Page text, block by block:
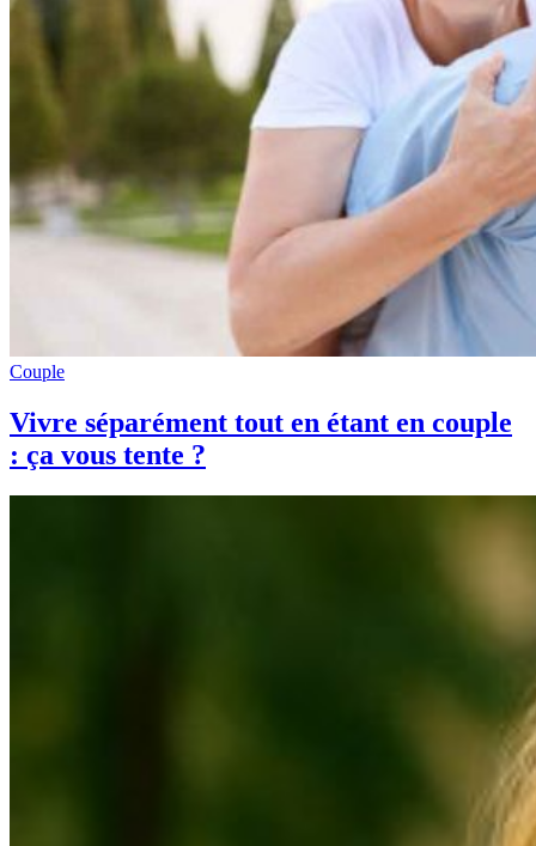
Couple
Vivre séparément tout en étant en couple
: ça vous tente ?